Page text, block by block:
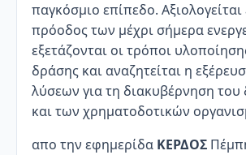
παγκόσμιο επίπεδο. Αξιολογείται
πρόοδος των μέχρι σήμερα
εξετάζονται οι τρόποι
δράσης και αναζητείται η
λύσεων για τη διακυβέρνηση του
και των χρηματοδοτικών
απο την εφημερίδα ΚΕΡΔΟΣ